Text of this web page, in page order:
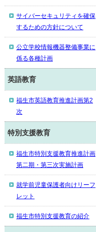
サイバーセキュリティを確保
するための方針について
公立学校情報機器整備事業に
係る各種計画
英語教育
福生市英語教育推進計画第2
次
特別支援教育
福生市特別支援教育推進計画
第二期・第三次実施計画
就学前児童保護者向けリーフ
レット
福生市特別支援教育の紹介